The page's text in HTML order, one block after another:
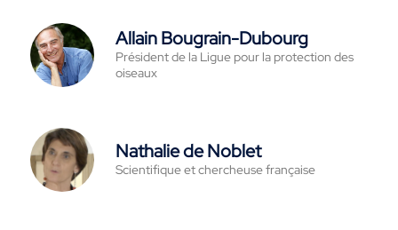
Allain Bougrain-Dubourg
Président de la Ligue pour la protection des
oiseaux
Nathalie de Noblet
Scientifique et chercheuse française